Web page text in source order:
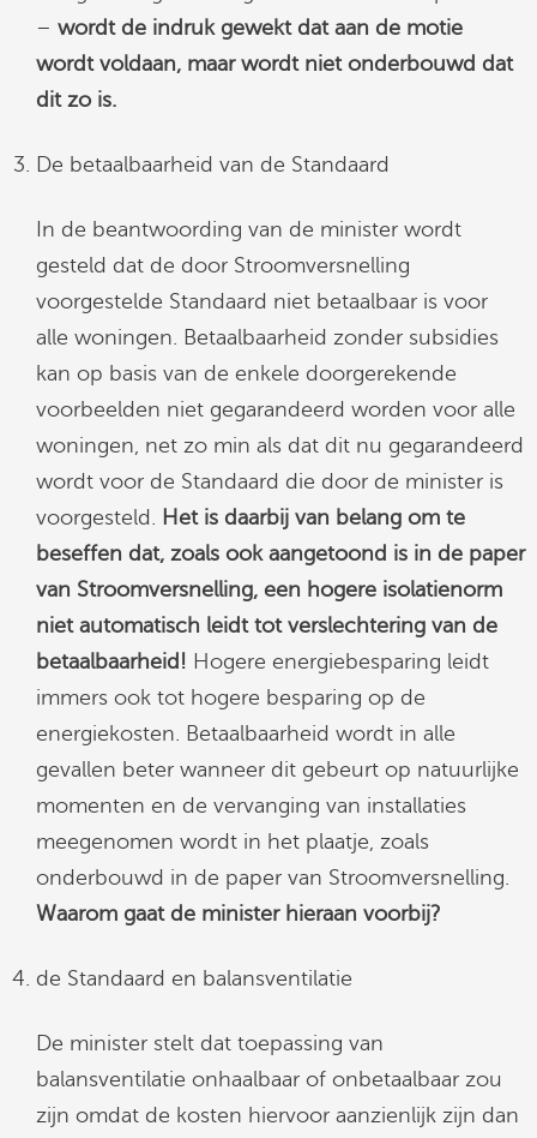
– wordt de indruk gewekt dat aan de motie
wordt voldaan, maar wordt niet onderbouwd dat
dit zo is.
De betaalbaarheid van de Standaard
In de beantwoording van de minister wordt
gesteld dat de door Stroomversnelling
voorgestelde Standaard niet betaalbaar is voor
alle woningen. Betaalbaarheid zonder subsidies
kan op basis van de enkele doorgerekende
voorbeelden niet gegarandeerd worden voor alle
woningen, net zo min als dat dit nu gegarandeerd
wordt voor de Standaard die door de minister is
voorgesteld. Het is daarbij van belang om te
beseffen dat, zoals ook aangetoond is in de paper
van Stroomversnelling, een hogere isolatienorm
niet automatisch leidt tot verslechtering van de
betaalbaarheid! Hogere energiebesparing leidt
immers ook tot hogere besparing op de
energiekosten. Betaalbaarheid wordt in alle
gevallen beter wanneer dit gebeurt op natuurlijke
momenten en de vervanging van installaties
meegenomen wordt in het plaatje, zoals
onderbouwd in de paper van Stroomversnelling.
Waarom gaat de minister hieraan voorbij?
de Standaard en balansventilatie
De minister stelt dat toepassing van
balansventilatie onhaalbaar of onbetaalbaar zou
zijn omdat de kosten hiervoor aanzienlijk zijn dan